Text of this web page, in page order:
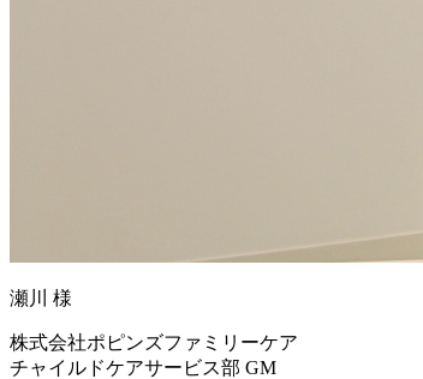
瀬川 様
株式会社ポピンズファミリーケア
チャイルドケアサービス部 GM